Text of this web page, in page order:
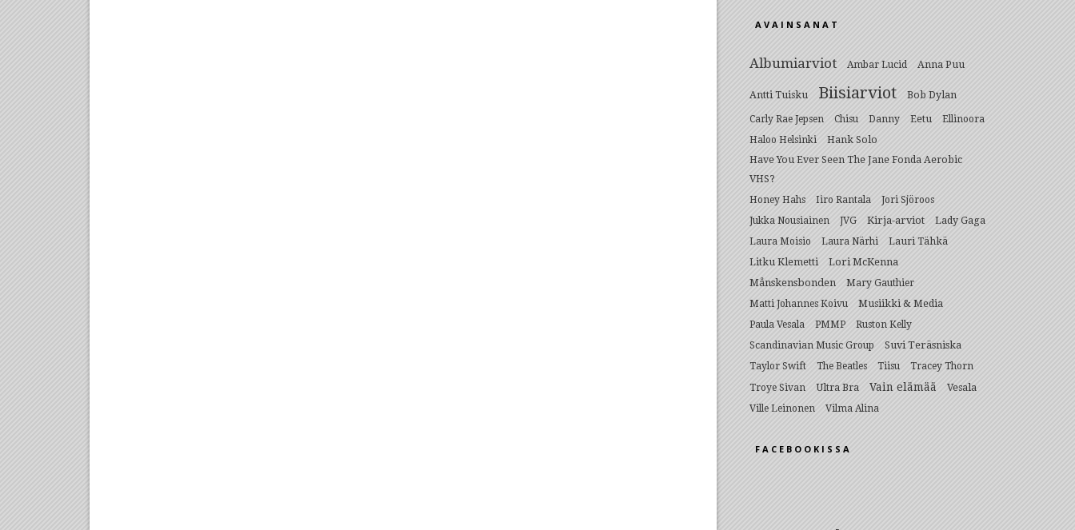
AVAINSANAT
Albumiarviot Ambar Lucid Anna Puu
Antti Tuisku Biisiarviot Bob Dylan
Carly Rae Jepsen Chisu Danny Eetu
Ellinoora
Haloo Helsinki
Hank Solo
Have You Ever Seen The Jane Fonda Aerobic
VHS?
Honey Hahs Iiro Rantala
Jori Sjöroos
Jukka Nousiainen
JVG Kirja-arviot Lady Gaga
Laura Moisio Laura Närhi
Lauri Tähkä
Litku Klemetti
Lori McKenna
Månskensbonden
Mary Gauthier
Matti Johannes Koivu
Musiikki & Media
Paula Vesala PMMP
Ruston Kelly
Scandinavian Music Group
Suvi Teräsniska
Taylor Swift The Beatles Tiisu
Tracey Thorn
Troye Sivan
Ultra Bra Vain elämää Vesala
Ville Leinonen Vilma Alina
FACEBOOKISSA